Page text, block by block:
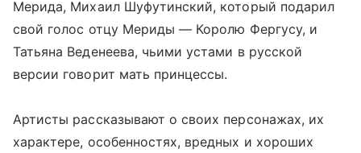
Мерида, Михаил Шуфутинский, который подарил
свой голос отцу Мериды — Королю Фергусу, и
Татьяна Веденеева, чьими устами в русской
версии говорит мать принцессы.
Артисты рассказывают о своих персонажах, их
характере, особенностях, вредных и хороших